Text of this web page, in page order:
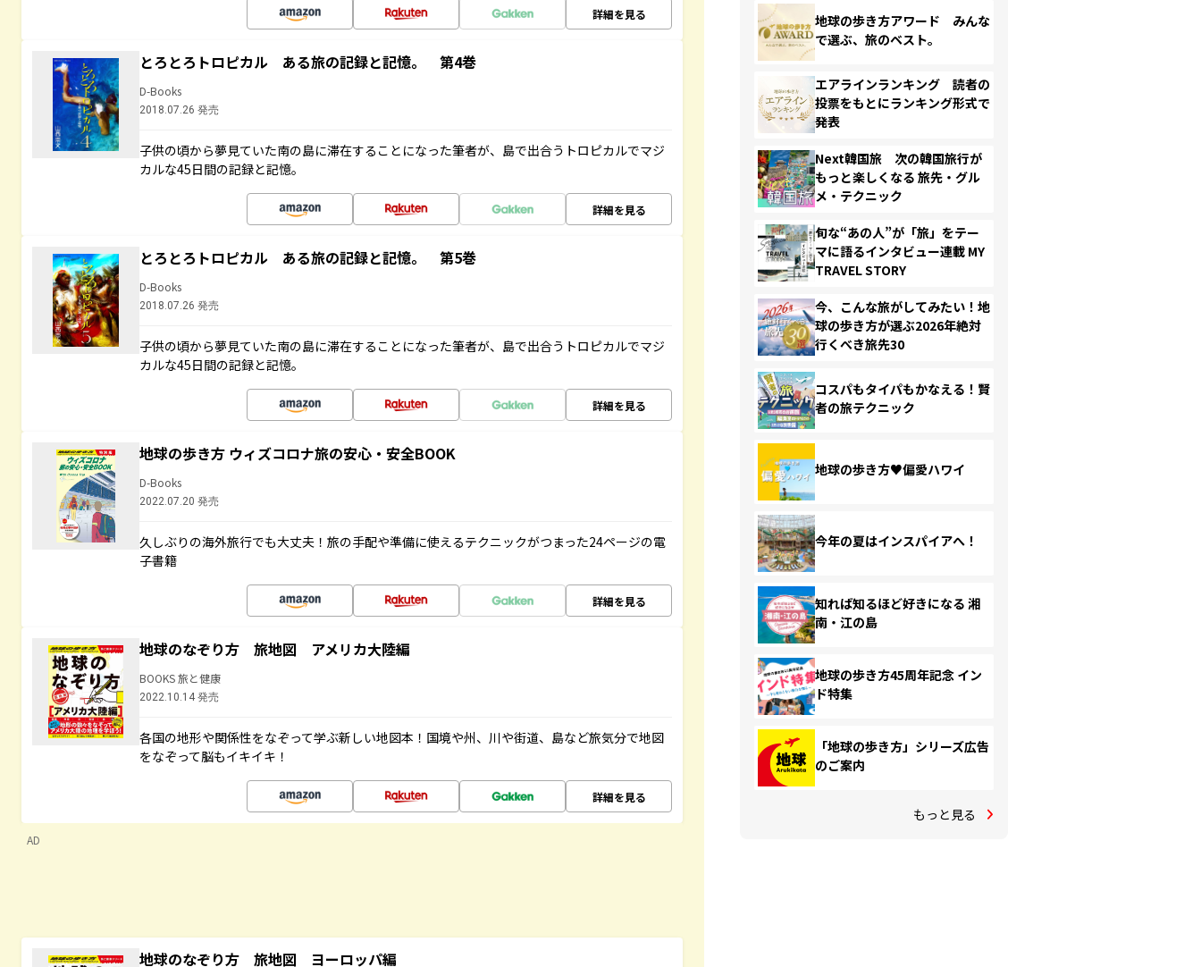
詳細を見る
とろとろトロピカル ある旅の記録と記憶。 第4巻
D-Books
2018.07.26 発売
子供の頃から夢見ていた南の島に滞在することになった筆者が、島で出合うトロピカルでマジ
カルな45日間の記録と記憶。
詳細を見る
とろとろトロピカル ある旅の記録と記憶。 第5巻
D-Books
2018.07.26 発売
子供の頃から夢見ていた南の島に滞在することになった筆者が、島で出合うトロピカルでマジ
カルな45日間の記録と記憶。
詳細を見る
地球の歩き方 ウィズコロナ旅の安心・安全BOOK
D-Books
2022.07.20 発売
久しぶりの海外旅行でも大丈夫！旅の手配や準備に使えるテクニックがつまった24ページの電
子書籍
詳細を見る
地球のなぞり方 旅地図 アメリカ大陸編
BOOKS 旅と健康
2022.10.14 発売
各国の地形や関係性をなぞって学ぶ新しい地図本！国境や州、川や街道、島など旅気分で地図
をなぞって脳もイキイキ！
詳細を見る
AD
地球のなぞり方 旅地図 ヨーロッパ編
地球の歩き方アワード みんな
で選ぶ、旅のベスト。
エアラインランキング 読者の
投票をもとにランキング形式で
発表
Next韓国旅 次の韓国旅行が
もっと楽しくなる 旅先・グル
メ・テクニック
旬な“あの人”が「旅」をテー
マに語るインタビュー連載 MY
TRAVEL STORY
今、こんな旅がしてみたい！地
球の歩き方が選ぶ2026年絶対
行くべき旅先30
コスパもタイパもかなえる！賢
者の旅テクニック
地球の歩き方♥偏愛ハワイ
今年の夏はインスパイアへ！
知れば知るほど好きになる 湘
南・江の島
地球の歩き方45周年記念 イン
ド特集
「地球の歩き方」シリーズ広告
のご案内
もっと見る